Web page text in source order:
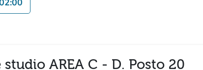
AREA C - D. Posto 20